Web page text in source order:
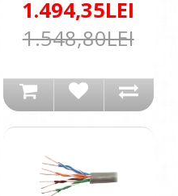
1.494,35LEI
1.548,80LEI